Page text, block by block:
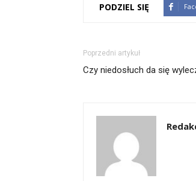
PODZIEL SIĘ
Poprzedni artykuł
Czy niedosłuch da się